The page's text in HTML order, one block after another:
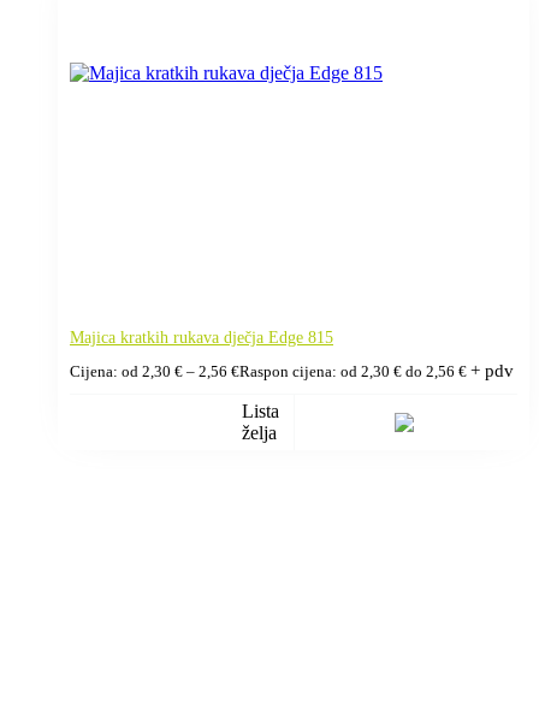
Majica kratkih rukava dječja Edge 815
Cijena: od 2,30 € – 2,56 €Raspon cijena: od 2,30 € do 2,56 € + pdv
Lista
želja